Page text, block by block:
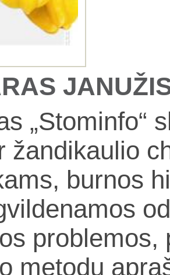
„Stominfo“
žandikaulio
burnos
problemos,
metodų